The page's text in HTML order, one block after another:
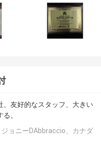
、友好的なスタッフ、大きい
。
ョニーDAbbraccio、カナダ